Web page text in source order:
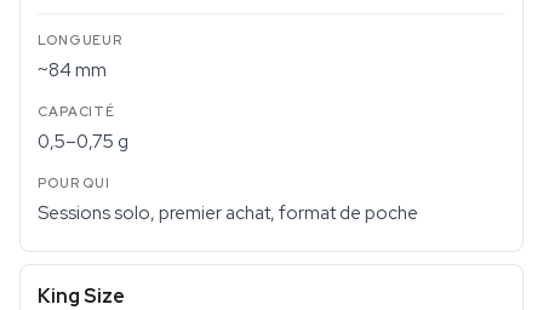
~84 mm
0,5–0,75 g
Sessions solo, premier achat, format de poche
King Size